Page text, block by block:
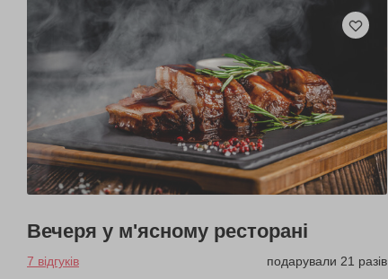
Вечеря у м'ясному ресторані
7 відгуків
подарували 21 разів